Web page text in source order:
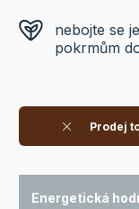
nebojte se
pokrmům
Prodej
Energetická